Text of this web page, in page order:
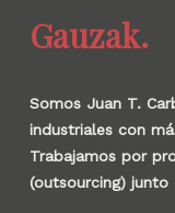
Gauzak.
Somos Juan T.
industriales con
Trabajamos por
(outsourcing)